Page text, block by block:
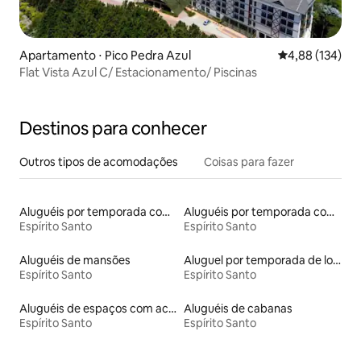
Apartamento ⋅ Pico Pedra Azul 4,88 de uma
4,88 (134)
Flat Vista Azul C/ Estacionamento/ Piscinas
Destinos para conhecer
Outros tipos de acomodações Coisas para fazer
Aluguéis por temporada com acesso à praia
Espírito Santo
Aluguéis por temporada com suítes privativas
Espírito Santo
Aluguéis de mansões
Espírito Santo
Aluguel por temporada de lofts
Espírito Santo
Aluguéis de espaços com acesso direto a pistas de esqui
Espírito Santo
Aluguéis de cabanas
Espírito Santo